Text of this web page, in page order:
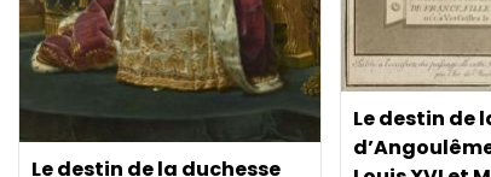
Le destin de
Le destin de la duchesse